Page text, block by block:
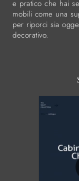
e pratico che hai
mobili come una
per riporci sia
decorativo.